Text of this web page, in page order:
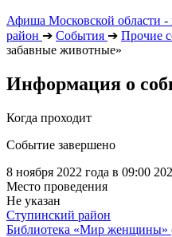
Афиша Московской области -
район ➔ События ➔ Прочие
забавные животные»
Информация о
Когда проходит
Событие завершено
8 ноября 2022 года в 09:00
Место проведения
Не указан
Ступинский район
Библиотека «Мир